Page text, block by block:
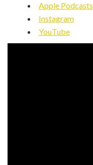
Apple Podcasts
Instagram
YouTube